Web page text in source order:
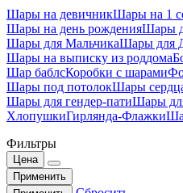
Шары на девичникШары на 1
Шары на день рожденияШары
Шары для МальчикаШары для
Шары на выписку из роддома
Шар баблсКоробки с шарами
Шары под потолокШары
Шары для гендер-патиШары
ХлопушкиГирлянда-Флажки
Фильтры
Цена
Применить